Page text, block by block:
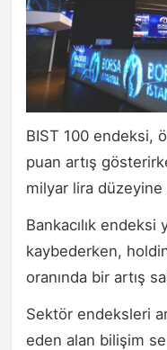
BIST 100 endeksi,
puan artış
milyar lira düzeyine
Bankacılık
kaybederken,
oranında bir artış
Sektör endeksleri
eden alan bilişim